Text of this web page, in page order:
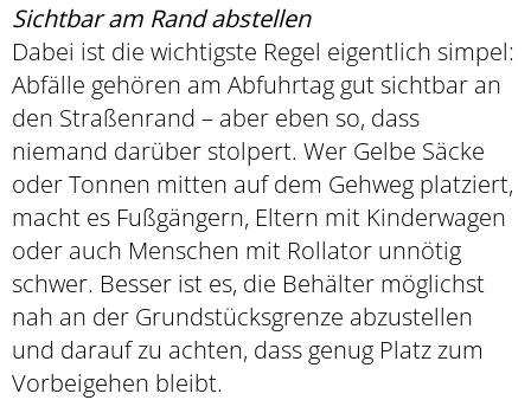
Sichtbar am Rand abstellen
Dabei ist die wichtigste Regel eigentlich simpel:
Abfälle gehören am Abfuhrtag gut sichtbar an
den Straßenrand – aber eben so, dass
niemand darüber stolpert. Wer Gelbe Säcke
oder Tonnen mitten auf dem Gehweg platziert,
macht es Fußgängern, Eltern mit Kinderwagen
oder auch Menschen mit Rollator unnötig
schwer. Besser ist es, die Behälter möglichst
nah an der Grundstücksgrenze abzustellen
und darauf zu achten, dass genug Platz zum
Vorbeigehen bleibt.